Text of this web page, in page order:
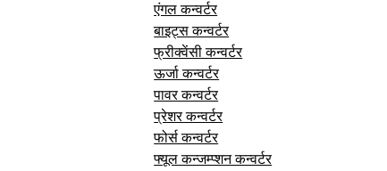
एंगल कन्वर्टर
बाइट्स कन्वर्टर
फ्रीक्वेंसी कन्वर्टर
ऊर्जा कन्वर्टर
पावर कन्वर्टर
प्रेशर कन्वर्टर
फोर्स कन्वर्टर
फ्यूल कन्जम्प्शन कन्वर्टर